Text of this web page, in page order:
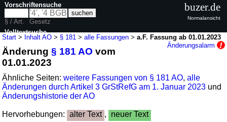
Start > Inhalt AO > § 181 >alle Fassungen >a.F. Fassung ab 01.01.2023
Änderungsalarm
Änderung§ 181 AO vom
01.01.2023
Ähnliche Seiten:weitere Fassungen von § 181 AO,alle
Änderungen durch Artikel 3 GrStRefG am 1. Januar 2023 und
Änderungshistorie der AO
Hervorhebungen: alter Text , neuer Text
Vorschriftensuche
§ / Art.
Gesetz
Volltextsuche
nur in AO
buzer.de
Normalansicht